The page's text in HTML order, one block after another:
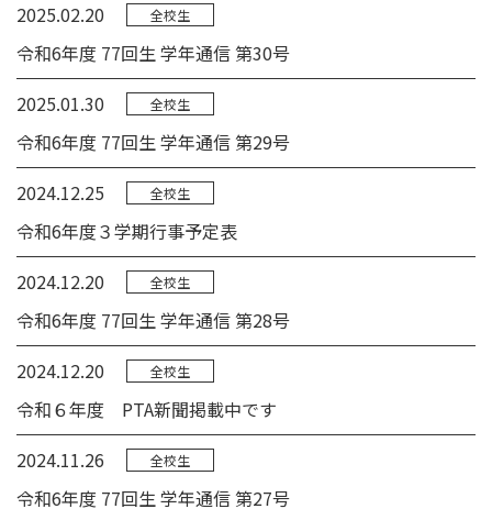
2025.02.20
全校生
令和6年度 77回生 学年通信 第30号
2025.01.30
全校生
令和6年度 77回生 学年通信 第29号
2024.12.25
全校生
令和6年度３学期行事予定表
2024.12.20
全校生
令和6年度 77回生 学年通信 第28号
2024.12.20
全校生
令和６年度 PTA新聞掲載中です
2024.11.26
全校生
令和6年度 77回生 学年通信 第27号